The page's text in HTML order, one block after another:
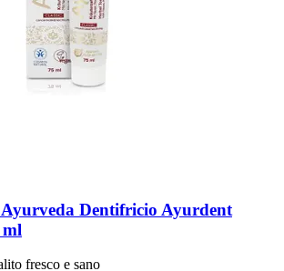
Dentifricio Ayurdent
ml
fresco e sano